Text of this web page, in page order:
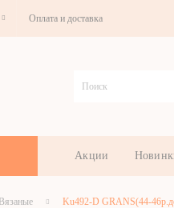
Оплата и доставка
Акции
Вязаные Ku492-D GRANS(44-